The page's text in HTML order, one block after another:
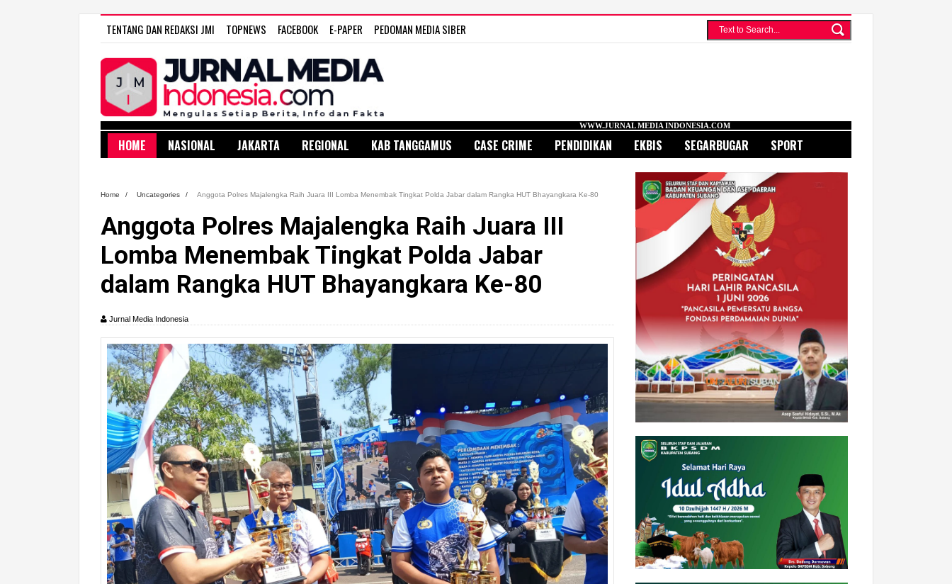
TENTANG DAN REDAKSI JMI TOPNEWS FACEBOOK E-PAPER PEDOMAN MEDIA SIBER
WWW.JURNAL MEDIA INDONESIA.COM
HOME NASIONAL JAKARTA REGIONAL KAB TANGGAMUS CASE CRIME PENDIDIKAN EKBIS SEGARBUGAR SPORT
Home / Uncategories / Anggota Polres Majalengka Raih Juara III Lomba Menembak Tingkat Polda Jabar dalam Rangka HUT Bhayangkara Ke-80
Anggota Polres Majalengka Raih Juara III
Lomba Menembak Tingkat Polda Jabar
dalam Rangka HUT Bhayangkara Ke-80
Jurnal Media Indonesia